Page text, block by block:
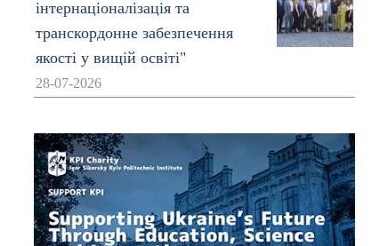
інтернаціоналізація та
транскордонне забезпечення
якості у вищій освіті"
28-07-2026